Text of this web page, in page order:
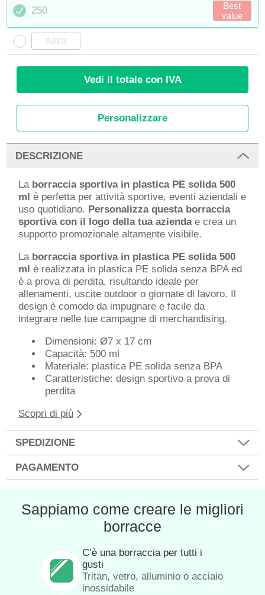
250
Best
value
Vedi il totale con IVA
Personalizzare
DESCRIZIONE
La borraccia sportiva in plastica PE solida 500
ml è perfetta per attività sportive, eventi aziendali e
uso quotidiano. Personalizza questa borraccia
sportiva con il logo della tua aziendae crea un
supporto promozionale altamente visibile.
La borraccia sportiva in plastica PE solida 500
ml è realizzata in plastica PE solida senza BPA ed
è a prova di perdita, risultando ideale per
allenamenti, uscite outdoor o giornate di lavoro. Il
design è comodo da impugnare e facile da
integrare nelle tue campagne di merchandising.
Dimensioni: Ø7 x 17 cm
Capacità: 500 ml
Materiale: plastica PE solida senza BPA
Caratteristiche: design sportivo a prova di
perdita
Scopri di più
SPEDIZIONE
PAGAMENTO
Sappiamo come creare le migliori
borracce
C’è una borraccia per tutti i
gusti
Tritan, vetro, alluminio o acciaio
inossidabile